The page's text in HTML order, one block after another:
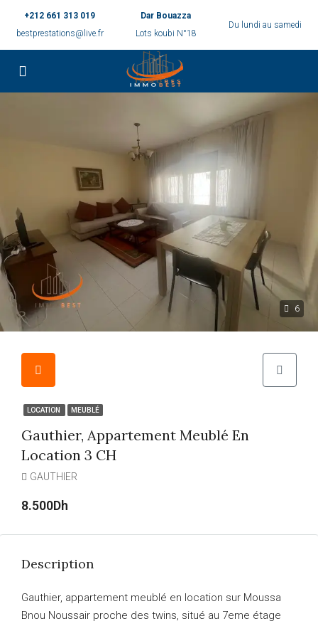
+212 661 313 019
bestprestations@live.fr
Dar Bouazza
Lots koubi N°18
Du lundi au samedi
6
LOCATION MEUBLÉ
Gauthier, Appartement Meublé En
Location 3 CH
GAUTHIER
8.500Dh
Description
Gauthier, appartement meublé en location sur Moussa
Bnou Noussair proche des twins, situé au 7eme étage